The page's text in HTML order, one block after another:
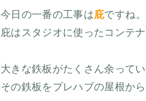
今日の一番の工事は庇ですね。
庇はスタジオに使ったコンテ
大きな鉄板がたくさん余ってい
その鉄板をプレハブの屋根か